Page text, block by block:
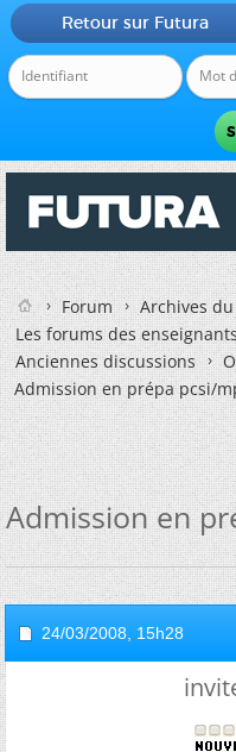
Retour sur Futura
Forum
Archives
Les forums des
Anciennes discussions
Admission en prépa pcsi/
Admission en
24/03/2008, 15h28